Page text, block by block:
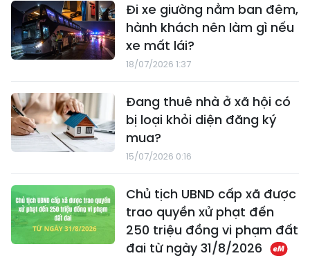
Đi xe giường nằm ban đêm,
hành khách nên làm gì nếu
xe mất lái?
18/07/2026 1:37
Đang thuê nhà ở xã hội có
bị loại khỏi diện đăng ký
mua?
15/07/2026 0:16
Chủ tịch UBND cấp xã được
trao quyền xử phạt đến
250 triệu đồng vi phạm đất
đai từ ngày 31/8/2026